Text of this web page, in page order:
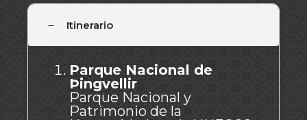
Itinerario
Parque Nacional de
Þingvellir
Parque Nacional y
Patrimonio de la